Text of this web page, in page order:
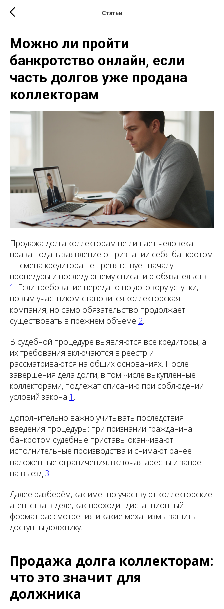
Статьи
Можно ли пройти
банкротство онлайн, если
часть долгов уже продана
коллекторам
Продажа долга коллекторам не лишает человека
права подать заявление о признании себя банкротом
— смена кредитора не препятствует началу
процедуры и последующему списанию обязательств
1 . Если требование передано по договору уступки,
новым участником становится коллекторская
компания, но само обязательство продолжает
существовать в прежнем объёме 2.
В судебной процедуре выявляются все кредиторы, а
их требования включаются в реестр и
рассматриваются на общих основаниях. После
завершения дела долги, в том числе выкупленные
коллекторами, подлежат списанию при соблюдении
условий закона 1 .
Дополнительно важно учитывать последствия
введения процедуры: при признании гражданина
банкротом судебные приставы оканчивают
исполнительные производства и снимают ранее
наложенные ограничения, включая аресты и запрет
на выезд 3.
Далее разберём, как именно участвуют коллекторские
агентства в деле, как проходит дистанционный
формат рассмотрения и какие механизмы защиты
доступны должнику.
Продажа долга коллекторам:
что это значит для
должника